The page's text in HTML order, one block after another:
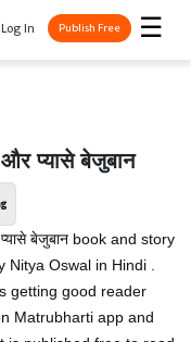
☰
Log In Publish Free
प्यासे बेजुबान
बेजुबान book and story
Nitya Oswal in Hindi .
getting good reader
Matrubharti app and